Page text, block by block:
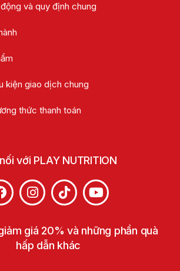
và quy định chung
kiện giao dịch chung
thức thanh toán
với PLAY NUTRITION
giá 20% và những phần quà
hấp dẫn khác